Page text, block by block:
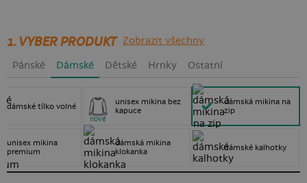
1. VYBER PRODUKT Zobrazit všechny
Pánské Dámské Dětské Hrnky Ostatní
dámské tílko volné
unisex mikina
premium
unisex mikina bez
kapuce
nové
dámská mikina
klokanka
dámská mikina na
zip
dámské kalhotky